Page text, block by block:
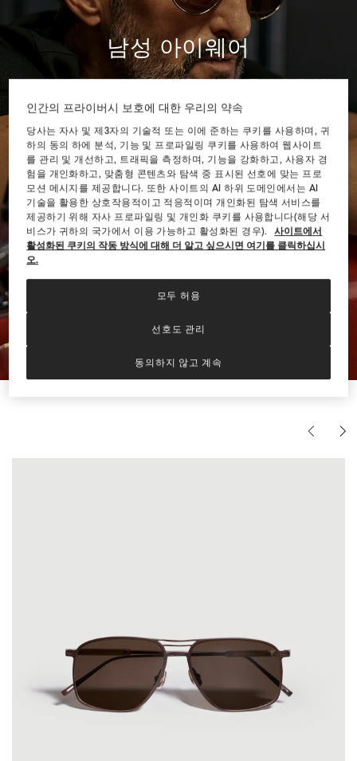
남성 아이웨어
세련된 클래식 라인에 경의를 표하는 동시에 대담한
정신을 더하다
컬렉션 알아보기
인간의 프라이버시 보호에 대한 우리의 약속
당사는 자사 및 제3자의 기술적 또는 이에 준하는 쿠키를 사용하며, 귀
하의 동의 하에 분석, 기능 및 프로파일링 쿠키를 사용하여 웹사이트
를 관리 및 개선하고, 트래픽을 측정하며, 기능을 강화하고, 사용자 경
험을 개인화하고, 맞춤형 콘텐츠와 탐색 중 표시된 선호에 맞는 프로
모션 메시지를 제공합니다. 또한 사이트의 AI 하위 도메인에서는 AI
기술을 활용한 상호작용적이고 적응적이며 개인화된 탐색 서비스를
제공하기 위해 자사 프로파일링 및 개인화 쿠키를 사용합니다(해당 서
비스가 귀하의 국가에서 이용 가능하고 활성화된 경우).
사이트에서
활성화된 쿠키의 작동 방식에 대해 더 알고 싶으시면 여기를 클릭하십시
오.
선호도 관리
동의하지 않고 계속
모두 허용